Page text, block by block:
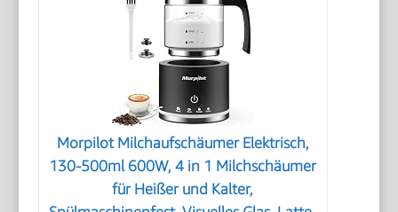
Morpilot Milchaufschäumer Elektrisch,
130-500ml 600W, 4 in 1 Milchschäumer
für Heißer und Kalter,